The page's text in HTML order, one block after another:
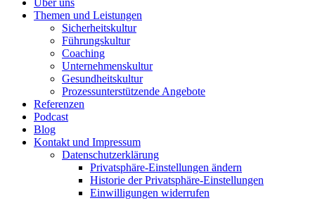
Über uns
Themen und Leistungen
Sicher­heits­kultur
Führungs­kultur
Coaching
Unter­neh­mens­kultur
Gesund­heits­kultur
Prozess­un­ter­stüt­zende Angebote
Referenzen
Podcast
Blog
Kontakt und Impressum
Daten­schutz­er­klärung
Privat­sphäre-Einstel­lungen ändern
Historie der Privat­sphäre-Einstel­lungen
Einwil­li­gungen wider­rufen